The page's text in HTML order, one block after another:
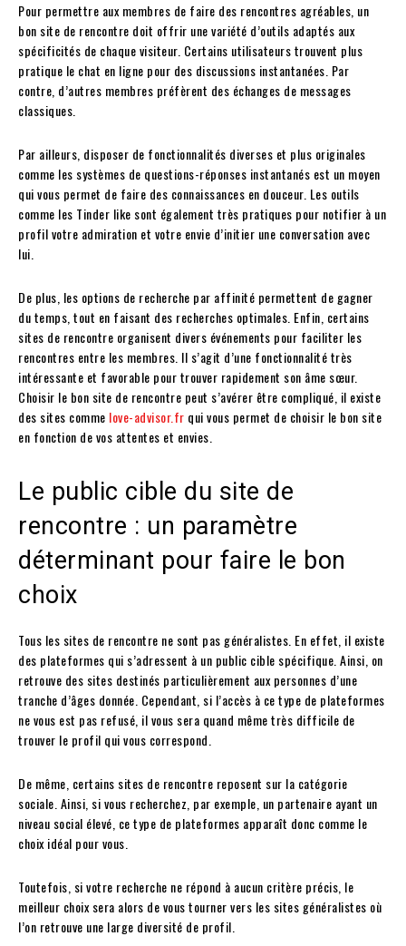
Pour permettre aux membres de faire des rencontres agréables, un
bon site de rencontre doit offrir une variété d’outils adaptés aux
spécificités de chaque visiteur. Certains utilisateurs trouvent plus
pratique le chat en ligne pour des discussions instantanées. Par
contre, d’autres membres préfèrent des échanges de messages
classiques.
Par ailleurs, disposer de fonctionnalités diverses et plus originales
comme les systèmes de questions-réponses instantanés est un moyen
qui vous permet de faire des connaissances en douceur. Les outils
comme les Tinder like sont également très pratiques pour notifier à un
profil votre admiration et votre envie d’initier une conversation avec
lui.
De plus, les options de recherche par affinité permettent de gagner
du temps, tout en faisant des recherches optimales. Enfin, certains
sites de rencontre organisent divers événements pour faciliter les
rencontres entre les membres. Il s’agit d’une fonctionnalité très
intéressante et favorable pour trouver rapidement son âme sœur.
Choisir le bon site de rencontre peut s’avérer être compliqué, il existe
des sites comme love-advisor.fr qui vous permet de choisir le bon site
en fonction de vos attentes et envies.
Le public cible du site de
rencontre : un paramètre
déterminant pour faire le bon
choix
Tous les sites de rencontre ne sont pas généralistes. En effet, il existe
des plateformes qui s’adressent à un public cible spécifique. Ainsi, on
retrouve des sites destinés particulièrement aux personnes d’une
tranche d’âges donnée. Cependant, si l’accès à ce type de plateformes
ne vous est pas refusé, il vous sera quand même très difficile de
trouver le profil qui vous correspond.
De même, certains sites de rencontre reposent sur la catégorie
sociale. Ainsi, si vous recherchez, par exemple, un partenaire ayant un
niveau social élevé, ce type de plateformes apparaît donc comme le
choix idéal pour vous.
Toutefois, si votre recherche ne répond à aucun critère précis, le
meilleur choix sera alors de vous tourner vers les sites généralistes où
l’on retrouve une large diversité de profil.